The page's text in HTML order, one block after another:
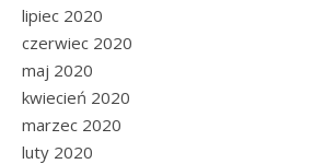
lipiec 2020
czerwiec 2020
maj 2020
kwiecień 2020
marzec 2020
luty 2020